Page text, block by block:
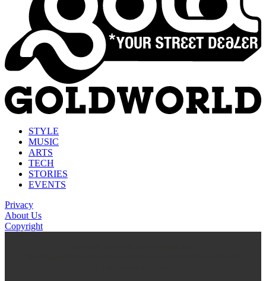
STYLE
MUSIC
ARTS
TECH
STORIES
EVENTS
Privacy
About Us
Copyright